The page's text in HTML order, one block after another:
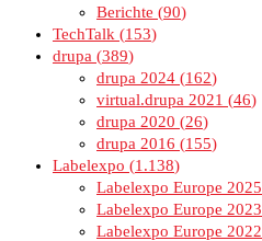
Berichte
90
TechTalk
153
drupa
389
drupa 2024
162
virtual.drupa 2021
46
drupa 2020
26
drupa 2016
155
Labelexpo
1.138
Labelexpo Europe 2025
Labelexpo Europe 2023
Labelexpo Europe 2022